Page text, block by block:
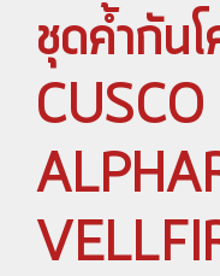
ชุดค้ำกัน